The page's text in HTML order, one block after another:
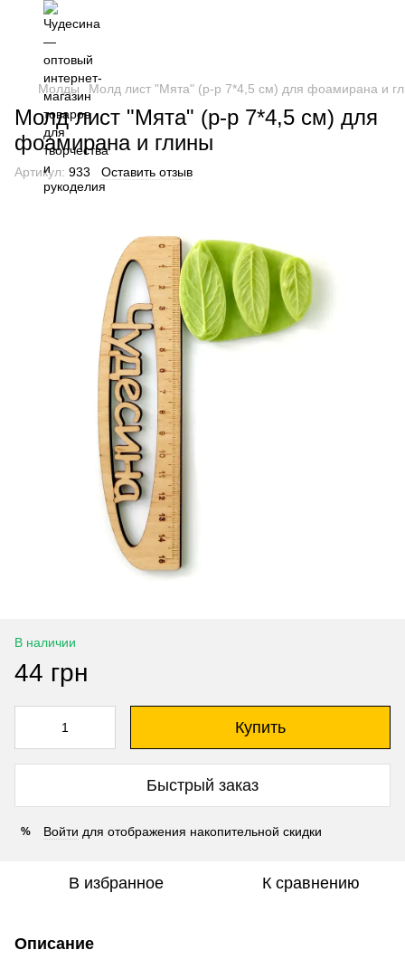
Молды Молд лист "Мята" (р-р 7*4,5 см) для фоамирана и
Молд лист "Мята" (р-р 7*4,5 см) для
фоамирана и глины
Артикул: 933 Оставить отзыв
В наличии
44 грн
Купить
Быстрый заказ
% Войти для отображения накопительной скидки
В избранное К сравнению
Описание